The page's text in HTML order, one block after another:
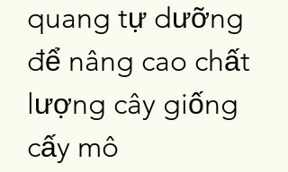
quang tự dưỡng
để nâng cao chất
lượng cây giống
cấy mô